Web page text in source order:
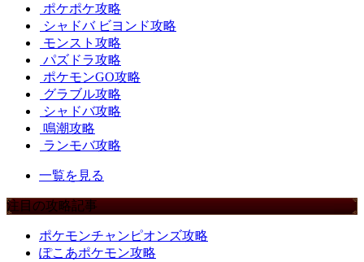
ポケポケ攻略
シャドバ ビヨンド攻略
モンスト攻略
パズドラ攻略
ポケモンGO攻略
グラブル攻略
シャドバ攻略
鳴潮攻略
ランモバ攻略
一覧を見る
注目の攻略記事
ポケモンチャンピオンズ攻略
ぽこあポケモン攻略